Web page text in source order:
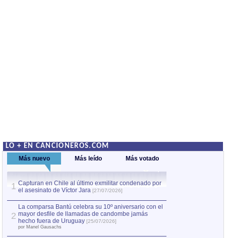
LO + EN CANCIONEROS.COM
Más nuevo Más leído Más votado
1 Capturan en Chile al último exmilitar condenado por
el asesinato de Víctor Jara [27/07/2026]
2
La comparsa Bantú celebra su 10º aniversario con el
mayor desfile de llamadas de candombe jamás
hecho fuera de Uruguay [25/07/2026]
por Manel Gausachs